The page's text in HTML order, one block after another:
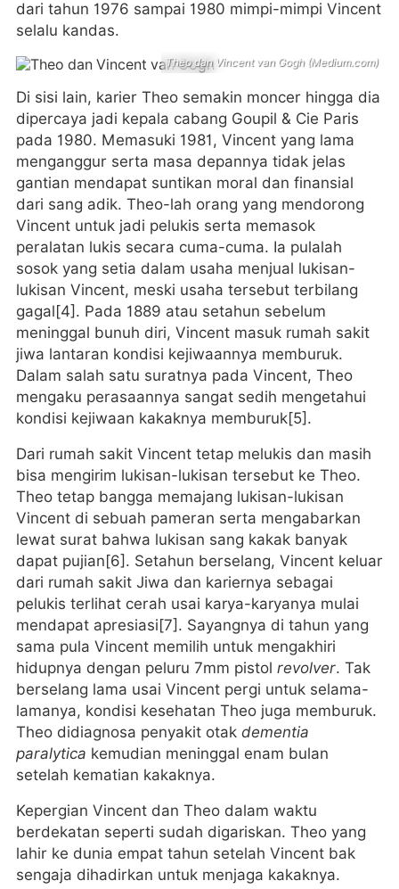
dari tahun 1976 sampai 1980 mimpi-mimpi Vincent
selalu kandas.
Theo dan Vincent van Gogh (Medium.com)
Di sisi lain, karier Theo semakin moncer hingga dia
dipercaya jadi kepala cabang Goupil & Cie Paris
pada 1980. Memasuki 1981, Vincent yang lama
menganggur serta masa depannya tidak jelas
gantian mendapat suntikan moral dan finansial
dari sang adik. Theo-lah orang yang mendorong
Vincent untuk jadi pelukis serta memasok
peralatan lukis secara cuma-cuma. Ia pulalah
sosok yang setia dalam usaha menjual lukisan-
lukisan Vincent, meski usaha tersebut terbilang
gagal[4]. Pada 1889 atau setahun sebelum
meninggal bunuh diri, Vincent masuk rumah sakit
jiwa lantaran kondisi kejiwaannya memburuk.
Dalam salah satu suratnya pada Vincent, Theo
mengaku perasaannya sangat sedih mengetahui
kondisi kejiwaan kakaknya memburuk[5].
Dari rumah sakit Vincent tetap melukis dan masih
bisa mengirim lukisan-lukisan tersebut ke Theo.
Theo tetap bangga memajang lukisan-lukisan
Vincent di sebuah pameran serta mengabarkan
lewat surat bahwa lukisan sang kakak banyak
dapat pujian[6]. Setahun berselang, Vincent keluar
dari rumah sakit Jiwa dan kariernya sebagai
pelukis terlihat cerah usai karya-karyanya mulai
mendapat apresiasi[7]. Sayangnya di tahun yang
sama pula Vincent memilih untuk mengakhiri
hidupnya dengan peluru 7mm pistol revolver. Tak
berselang lama usai Vincent pergi untuk selama-
lamanya, kondisi kesehatan Theo juga memburuk.
Theo didiagnosa penyakit otak dementia
paralytica kemudian meninggal enam bulan
setelah kematian kakaknya.
Kepergian Vincent dan Theo dalam waktu
berdekatan seperti sudah digariskan. Theo yang
lahir ke dunia empat tahun setelah Vincent bak
sengaja dihadirkan untuk menjaga kakaknya.